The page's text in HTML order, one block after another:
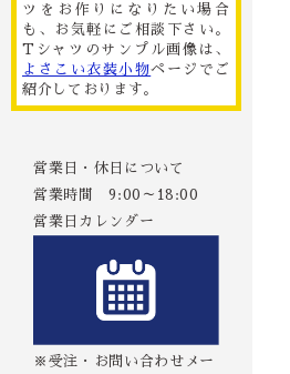
ツをお作りになりたい場合
も、お気軽にご相談下さい。
Tシャツのサンプル画像は、
よさこい衣装小物ページでご
紹介しております。
営業日・休日について
営業時間 9:00～18:00
営業日カレンダー
※受注・お問い合わせメー